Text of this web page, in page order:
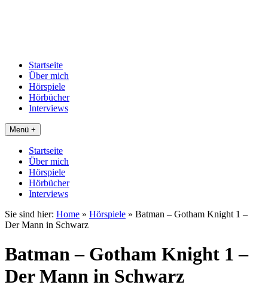
Startseite
Über mich
Hörspiele
Hörbücher
Interviews
Menü +
Startseite
Über mich
Hörspiele
Hörbücher
Interviews
Sie sind hier: Home » Hörspiele » Batman – Gotham Knight 1 –
Der Mann in Schwarz
Batman – Gotham Knight 1 –
Der Mann in Schwarz